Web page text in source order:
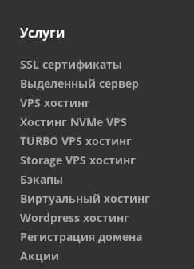
Услуги
SSL сертификаты
Выделенный сервер
VPS хостинг
Хостинг NVMe VPS
TURBO VPS хостинг
Storage VPS хостинг
Бэкапы
Виртуальный хостинг
Wordpress хостинг
Регистрация домена
Акции